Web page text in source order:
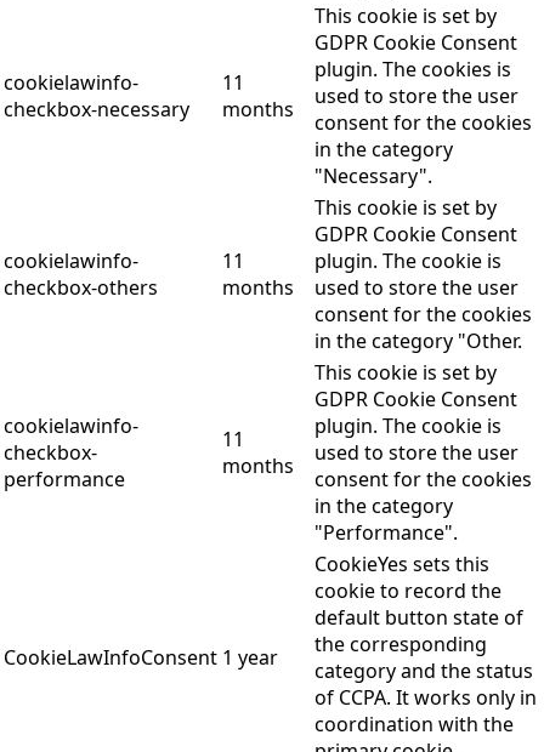
cookielawinfo-
checkbox-necessary
11
months
This cookie is set by
GDPR Cookie Consent
plugin. The cookies is
used to store the user
consent for the cookies
in the category
"Necessary".
cookielawinfo-
checkbox-others
11
months
This cookie is set by
GDPR Cookie Consent
plugin. The cookie is
used to store the user
consent for the cookies
in the category "Other.
cookielawinfo-
checkbox-
performance
11
months
This cookie is set by
GDPR Cookie Consent
plugin. The cookie is
used to store the user
consent for the cookies
in the category
"Performance".
CookieLawInfoConsent 1 year
CookieYes sets this
cookie to record the
default button state of
the corresponding
category and the status
of CCPA. It works only in
coordination with the